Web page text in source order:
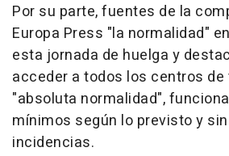
Por su parte, fuentes de la
Europa Press "la normalidad"
esta jornada de huelga y
acceder a todos los centros
"absoluta normalidad",
mínimos según lo previsto y
incidencias.